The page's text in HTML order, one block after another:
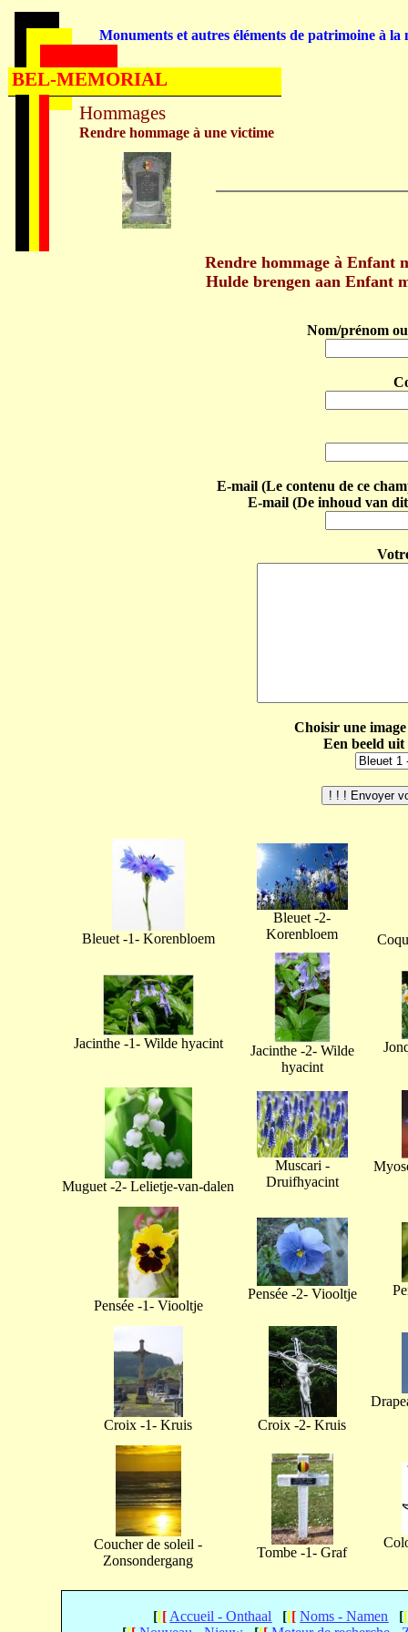
Rendre hommage à Enfant
Hulde brengen aan Enfant
Nom/prénom
E-mail (Le contenu de ce
E-mail (De inhoud van
Choisir une
Een beeld
Bleuet -1- Korenbloem
Bleuet -2-
Korenbloem
Jacinthe -1- Wilde hyacint
Jacinthe -2- Wilde
hyacint
Muguet -2- Lelietje-van-dalen
Muscari -
Druifhyacint
Pensée -1- Viooltje
Pensée -2- Viooltje
Croix -1- Kruis Croix -2- Kruis
Coucher de soleil -
Zonsondergang
Tombe -1- Graf
[[[ Accueil - Onthaal [[[ Noms - Namen [[
Hommages
Rendre hommage à une victime
Monuments et autres éléments de patrimoine à la
BEL-MEMORIAL